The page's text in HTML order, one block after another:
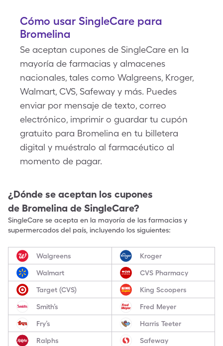
Cómo usar SingleCare para
Bromelina
Se aceptan cupones de SingleCare en la
mayoría de farmacias y almacenes
nacionales, tales como Walgreens, Kroger,
Walmart, CVS, Safeway y más. Puedes
enviar por mensaje de texto, correo
electrónico, imprimir o guardar tu cupón
gratuito para Bromelina en tu billetera
digital y muéstralo al farmacéutico al
momento de pagar.
¿Dónde se aceptan los cupones
de Bromelina de SingleCare?
SingleCare se acepta en la mayoría de las farmacias y
supermercados del país, incluyendo los siguientes:
Walgreens Kroger
Walmart CVS Pharmacy
Target (CVS) King Scoopers
Smith’s Fred Meyer
Fry’s Harris Teeter
Ralphs Safeway